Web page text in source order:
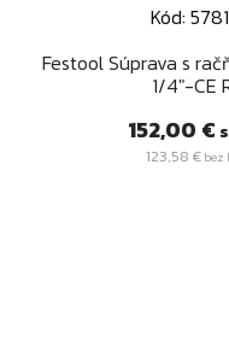
Kód:
Festool Súprava s
1/4"-CE
Cena
152,00 €
123,58 €bez
Rýchly